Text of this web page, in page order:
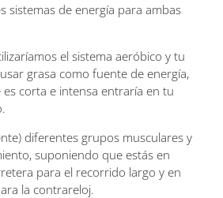
sistemas de energía para ambas
el sistema aeróbico y tu
grasa como fuente de energía,
corta e intensa entraría en tu
diferentes grupos musculares y
suponiendo que estás en
para el recorrido largo y en
la contrareloj.